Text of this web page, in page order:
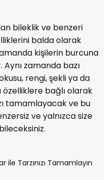
bileklik ve benzeri
balda olarak
kişilerin burcuna
zamanda bazı
rengi, şekli ya da
bağlı olarak
tamamlayacak ve bu
ve yalnızca size